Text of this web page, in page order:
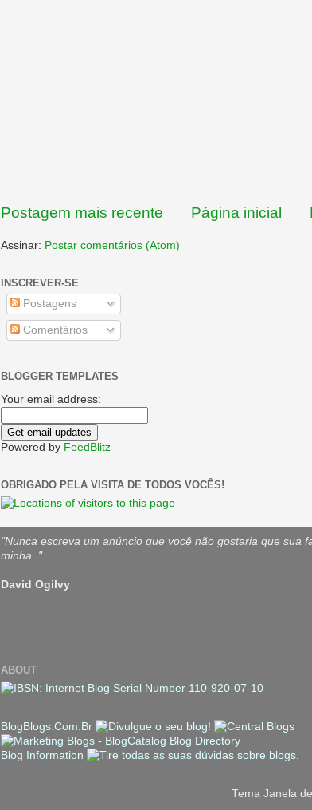
Postagem mais recente Página inicial
Assinar: Postar comentários (Atom)
INSCREVER-SE
Postagens
Comentários
BLOGGER TEMPLATES
Your email address:
Powered by FeedBlitz
OBRIGADO PELA VISITA DE TODOS VOCÊS!
"Nunca escreva um anúncio que você não gostaria que sua
minha. "
David Ogilvy
ABOUT
BlogBlogs.Com.Br
Blog Information
Tema Janela